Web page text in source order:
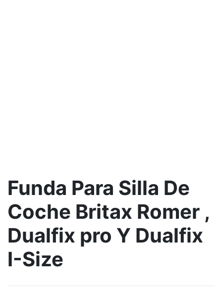
Funda Para Silla De
Coche Britax Romer ,
Dualfix pro Y Dualfix
I-Size